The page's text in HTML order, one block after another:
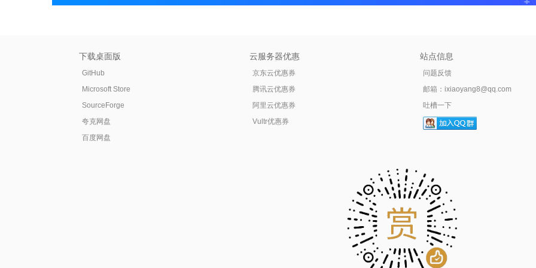
下载桌面版
GitHub
Microsoft Store
SourceForge
夸克网盘
百度网盘
云服务器优惠
京东云优惠券
腾讯云优惠券
阿里云优惠券
Vultr优惠券
站点信息
问题反馈
邮箱： ixiaoyang8@qq.com
吐槽一下